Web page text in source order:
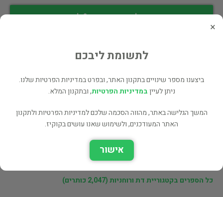
מעוניינים לרכוש את הספר? לחצו כאן
פרטי המוכר
דוד פורת
כל הספרים בקטגוריית דת ורוחניות (2,047 כותרים)
×
לתשומת ליבכם
ביצענו מספר שינויים בתקנון האתר, ובפרט במדיניות הפרטיות שלנו.
ניתן לעייןבמדיניות הפרטיות, ובתקנון המלא.
המשך הגלישה באתר, מהווה הסכמה שלכם למדיניות הפרטיות ולתקנון
האתר המעודכנים, ולשימוש שאנו עושים בקוקיז.
אישור